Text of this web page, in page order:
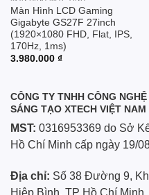
Màn Hình LCD Gaming
Gigabyte GS27F 27inch
(1920×1080 FHD, Flat, IPS,
170Hz, 1ms)
3.980.000 ₫
CÔNG TY TNHH CÔNG NGHỆ
SÁNG TẠO XTECH VIỆT NAM
MST: 0316953369 do Sở
Hồ Chí Minh cấp ngày 19/
Địa chỉ: Số 38 Đường 9,
Hiệp Bình, TP Hồ Chí Minh